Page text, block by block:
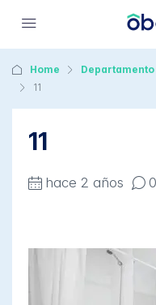
Home
11
11
hace 2 años 0